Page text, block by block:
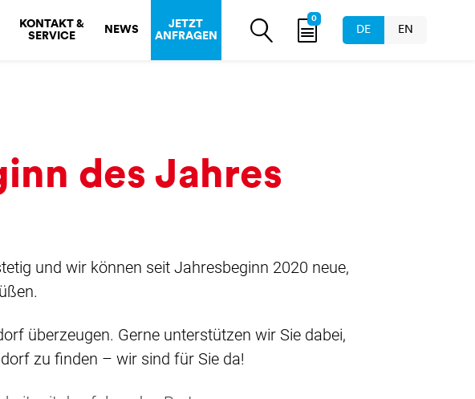
KONTAKT &
SERVICE
NEWS
JETZT
ANFRAGEN
0
DE EN
des Jahres
und wir können seit Jahresbeginn 2020 neue,
überzeugen. Gerne unterstützen wir Sie dabei,
zu finden – wir sind für Sie da!